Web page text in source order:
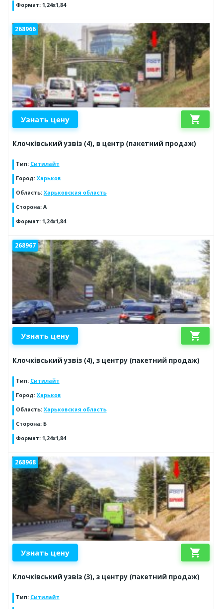
Формат: 1,24х1,84
268966
Узнать цену shopping_cart
Клочківський узвіз (4), в центр (пакетний продаж)
Тип: Ситилайт
Город: Харьков
Область: Харьковская область
Сторона: А
Формат: 1,24х1,84
268967
Узнать цену shopping_cart
Клочківський узвіз (4), з центру (пакетний продаж)
Тип: Ситилайт
Город: Харьков
Область: Харьковская область
Сторона: Б
Формат: 1,24х1,84
268968
Узнать цену shopping_cart
Клочківський узвіз (3), з центру (пакетний продаж)
Тип: Ситилайт